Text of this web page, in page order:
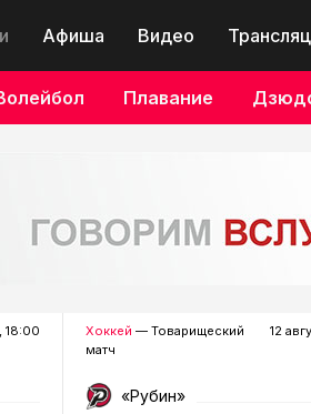
Афиша Видео
Плавание
18:00 Хоккей — Товарищеский
матч
12
«Рубин»